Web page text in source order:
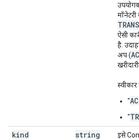
मॉनेटरी
ऐसी
है.
अप (
"
"
kind string
इसे